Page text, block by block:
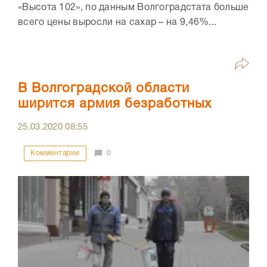
«Высота 102», по данным Волгоградстата больше
всего цены выросли на сахар – на 9,46%...
В Волгоградской области
ширится армия безработных
25.03.202008:55
Комментарии 0